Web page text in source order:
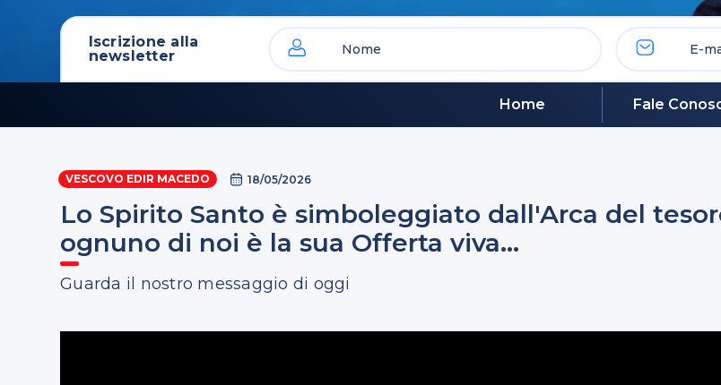
Iscrizione alla
newsletter
Home Fale
VESCOVO EDIR MACEDO 18/05/2026
Lo Spirito Santo è simboleggiato dall'Arca del
ognuno di noi è la sua Offerta viva...
Guarda il nostro messaggio di oggi